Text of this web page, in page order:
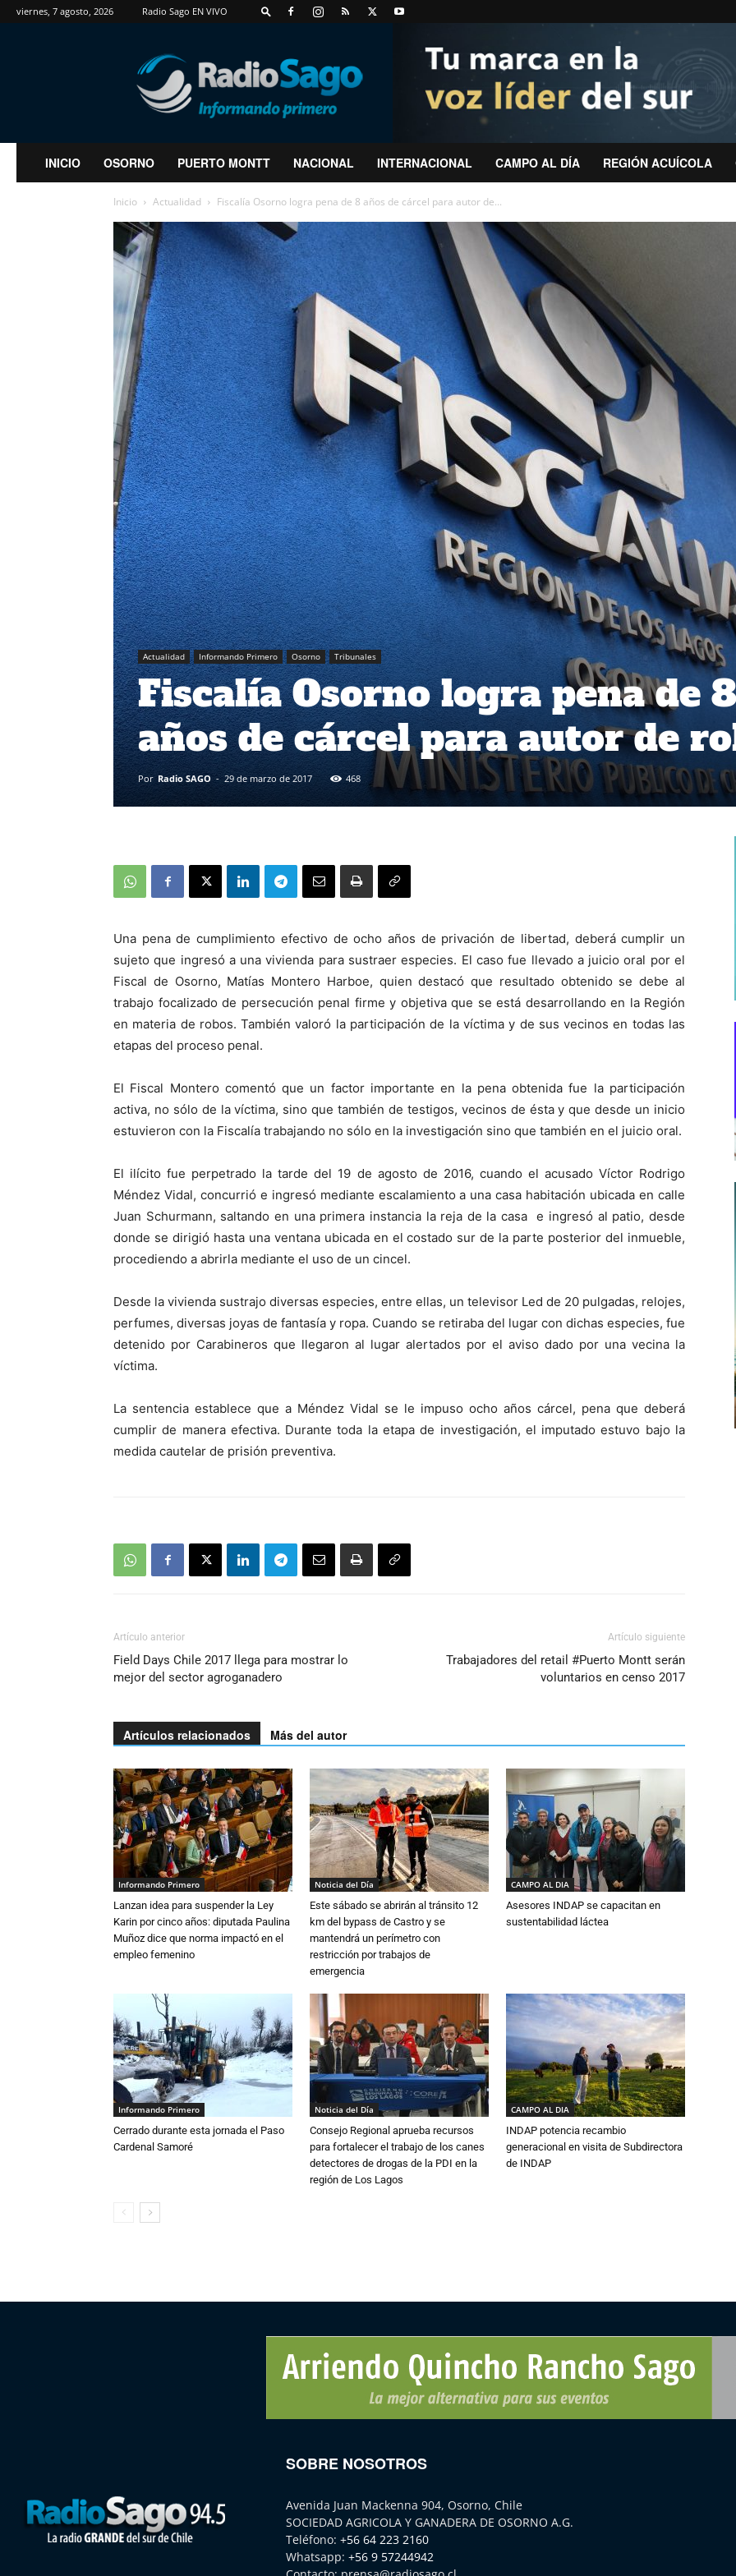
viernes, 7 agosto, 2026 Radio Sago EN VIVO
RadioSago
INICIO OSORNO PUERTO MONTT NACIONAL INTERNACIONAL CAMPO AL DÍA REGIÓN ACUÍCOLA
Inicio Actualidad Fiscalía Osorno logra pena de 8 años de cárcel para autor de...
Actualidad Informando Primero Osorno Tribunales
Fiscalía Osorno logra pena de 8
años de cárcel para autor de
Por Radio SAGO - 29 de marzo de 2017 468
Una pena de cumplimiento efectivo de ocho años de privación de libertad, deberá cumplir un
sujeto que ingresó a una vivienda para sustraer especies. El caso fue llevado a juicio oral por el
Fiscal de Osorno, Matías Montero Harboe, quien destacó que resultado obtenido se debe al
trabajo focalizado de persecución penal firme y objetiva que se está desarrollando en la Región
en materia de robos. También valoró la participación de la víctima y de sus vecinos en todas las
etapas del proceso penal.
El Fiscal Montero comentó que un factor importante en la pena obtenida fue la participación
activa, no sólo de la víctima, sino que también de testigos, vecinos de ésta y que desde un inicio
estuvieron con la Fiscalía trabajando no sólo en la investigación sino que también en el juicio oral.
El ilícito fue perpetrado la tarde del 19 de agosto de 2016, cuando el acusado Víctor Rodrigo
Méndez Vidal, concurrió e ingresó mediante escalamiento a una casa habitación ubicada en calle
Juan Schurmann, saltando en una primera instancia la reja de la casa e ingresó al patio, desde
donde se dirigió hasta una ventana ubicada en el costado sur de la parte posterior del inmueble,
procediendo a abrirla mediante el uso de un cincel.
Desde la vivienda sustrajo diversas especies, entre ellas, un televisor Led de 20 pulgadas, relojes,
perfumes, diversas joyas de fantasía y ropa. Cuando se retiraba del lugar con dichas especies, fue
detenido por Carabineros que llegaron al lugar alertados por el aviso dado por una vecina la
víctima.
La sentencia establece que a Méndez Vidal se le impuso ocho años cárcel, pena que deberá
cumplir de manera efectiva. Durante toda la etapa de investigación, el imputado estuvo bajo la
medida cautelar de prisión preventiva.
Artículo anterior
Field Days Chile 2017 llega para mostrar lo
mejor del sector agroganadero
Artículo siguiente
Trabajadores del retail #Puerto Montt serán
voluntarios en censo 2017
Artículos relacionados Más del autor
Informando Primero
Lanzan idea para suspender la Ley
Karin por cinco años: diputada Paulina
Muñoz dice que norma impactó en el
empleo femenino
Noticia del Día
Este sábado se abrirán al tránsito 12
km del bypass de Castro y se
mantendrá un perímetro con
restricción por trabajos de
emergencia
CAMPO AL DIA
Asesores INDAP se capacitan en
sustentabilidad láctea
Informando Primero
Cerrado durante esta jornada el Paso
Cardenal Samoré
Noticia del Día
Consejo Regional aprueba recursos
para fortalecer el trabajo de los canes
detectores de drogas de la PDI en la
región de Los Lagos
CAMPO AL DIA
INDAP potencia recambio
generacional en visita de Subdirectora
de INDAP
SOBRE NOSOTROS
Avenida Juan Mackenna 904, Osorno, Chile
SOCIEDAD AGRICOLA Y GANADERA DE OSORNO A.G.
Teléfono: +56 64 223 2160
Whatsapp: +56 9 57244942